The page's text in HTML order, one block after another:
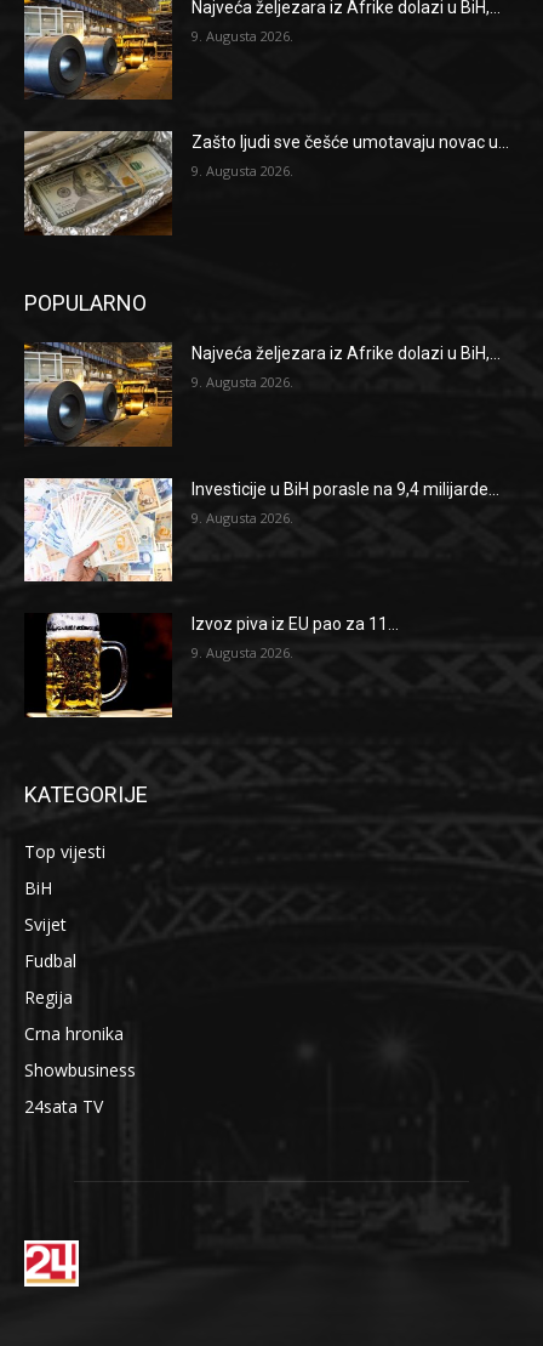
Najveća željezara iz Afrike dolazi u BiH,...
9. Augusta 2026.
Zašto ljudi sve češće umotavaju novac u...
9. Augusta 2026.
POPULARNO
Najveća željezara iz Afrike dolazi u BiH,...
9. Augusta 2026.
Investicije u BiH porasle na 9,4 milijarde...
9. Augusta 2026.
Izvoz piva iz EU pao za 11...
9. Augusta 2026.
KATEGORIJE
Top vijesti
BiH
Svijet
Fudbal
Regija
Crna hronika
Showbusiness
24sata TV